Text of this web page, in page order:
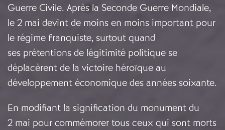
Guerre Civile. Après la Seconde Guerre Mondiale,
le 2 mai devint de moins en moins important pour
le régime franquiste, surtout quand
ses prétentions de légitimité politique se
déplacèrent de la victoire héroïque au
développement économique des années soixante.
En modifiant la signification du monument du
2 mai pour commémorer tous ceux qui sont morts